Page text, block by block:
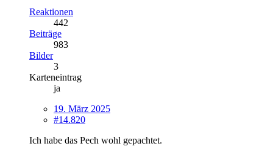
Reaktionen
442
Beiträge
983
Bilder
3
Karteneintrag
ja
19. März 2025
#14.820
Ich habe das Pech wohl gepachtet.